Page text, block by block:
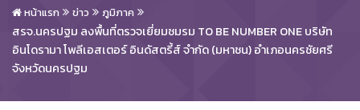
หน้าแรก ข่าว ภูมิภาค
สรจ.นครปฐม ลงพื้นที่ตรวจเยี่ยมชมรม TO BE NUMBER ONE บริษัท
อินโดรามา โพลีเอสเตอร์ อินดัสตรี้ส์ จำกัด (มหาชน) อำเภอนครชัยศรี
จังหวัดนครปฐม